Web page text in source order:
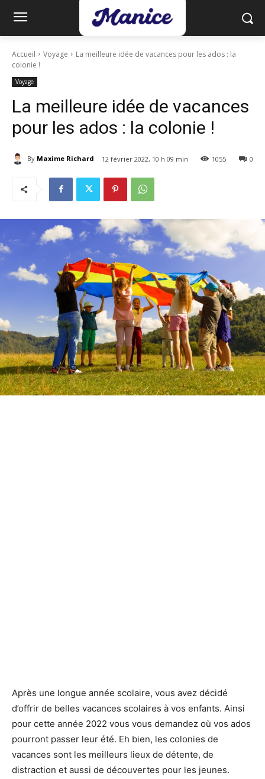
Accueil Voyage
La meilleure idée de vacances pour les ados : la
colonie !
Voyage
La meilleure idée de vacances
pour les ados : la colonie !
By Maxime Richard 12 février 2022, 10 h 09 min 0
1055
Après une longue année scolaire, vous avez décidé
d’offrir de belles vacances scolaires à vos enfants. Ainsi
pour cette année 2022 vous vous demandez où vos ados
pourront passer leur été. Eh bien, les colonies de
vacances sont les meilleurs lieux de détente, de
distraction et aussi de découvertes pour les jeunes.